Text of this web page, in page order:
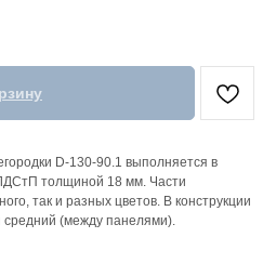
D-130-90.1 выполняется в
толщиной 18 мм. Части
так и разных цветов. В конструкции
средний (между панелями).